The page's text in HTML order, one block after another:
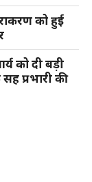
को हुई
को दी बड़ी
प्रभारी की